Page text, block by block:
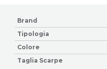
Brand
Tipologia
Colore
Taglia Scarpe